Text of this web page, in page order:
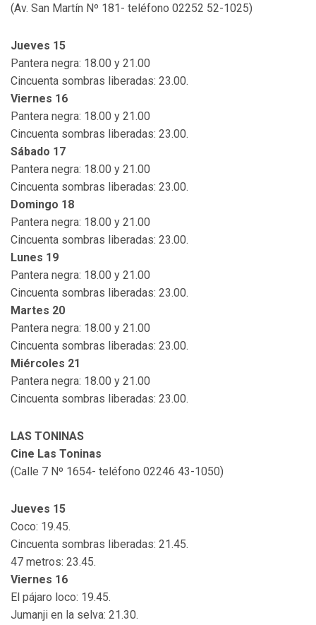
(Av. San Martín Nº 181- teléfono 02252 52-1025)
Jueves 15
Pantera negra: 18.00 y 21.00
Cincuenta sombras liberadas: 23.00.
Viernes 16
Pantera negra: 18.00 y 21.00
Cincuenta sombras liberadas: 23.00.
Sábado 17
Pantera negra: 18.00 y 21.00
Cincuenta sombras liberadas: 23.00.
Domingo 18
Pantera negra: 18.00 y 21.00
Cincuenta sombras liberadas: 23.00.
Lunes 19
Pantera negra: 18.00 y 21.00
Cincuenta sombras liberadas: 23.00.
Martes 20
Pantera negra: 18.00 y 21.00
Cincuenta sombras liberadas: 23.00.
Miércoles 21
Pantera negra: 18.00 y 21.00
Cincuenta sombras liberadas: 23.00.
LAS TONINAS
Cine Las Toninas
(Calle 7 Nº 1654- teléfono 02246 43-1050)
Jueves 15
Coco: 19.45.
Cincuenta sombras liberadas: 21.45.
47 metros: 23.45.
Viernes 16
El pájaro loco: 19.45.
Jumanji en la selva: 21.30.